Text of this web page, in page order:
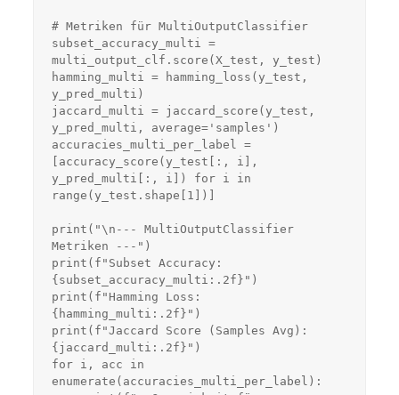
# Metriken für MultiOutputClassifier
subset_accuracy_multi =
multi_output_clf.score(X_test, y_test)
hamming_multi = hamming_loss(y_test,
y_pred_multi)
jaccard_multi = jaccard_score(y_test,
y_pred_multi, average='samples')
accuracies_multi_per_label =
[accuracy_score(y_test[:, i],
y_pred_multi[:, i]) for i in
range(y_test.shape[1])]
print("\n--- MultiOutputClassifier
Metriken ---")
print(f"Subset Accuracy:
{subset_accuracy_multi:.2f}")
print(f"Hamming Loss:
{hamming_multi:.2f}")
print(f"Jaccard Score (Samples Avg):
{jaccard_multi:.2f}")
for i, acc in
enumerate(accuracies_multi_per_label):